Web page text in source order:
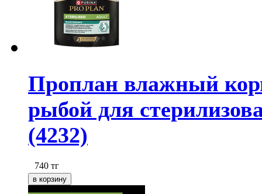
Проплан влажный
рыбой для
(4232)
740 тг